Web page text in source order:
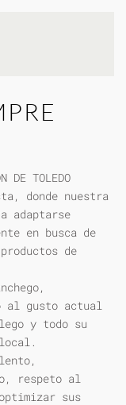
DE TOLEDO
donde nuestra
adaptarse
en busca de
de
al gusto actual
y todo su
respeto al
sus